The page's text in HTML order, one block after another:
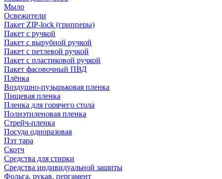
Мыло
Освежители
Пакет ZIP-lock (грипперы)
Пакет с ручкой
Пакет с вырубной ручкой
Пакет с петлевой ручкой
Пакет с пластиковой ручкой
Пакет фасовочный ПВД
Плёнка
Воздушно-пузырьковая пленка
Пищевая пленка
Пленка для горячего стола
Полиэтиленовая пленка
Стрейч-пленка
Посуда одноразовая
Пэт тара
Скотч
Средства для стирки
Средства индивидуальной защиты
Фольга, рукав, пергамент